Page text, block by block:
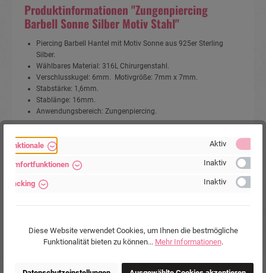
Produktinformationen "Zungenpiercing
Barbell Sonne Silber Motiv Stahl"
Piercing Barbell Hantel mit Motiv Sonne aus 925er Sterling
Silber.
Wählbares Material: 316L Chirurgenstahl.
Verschlusskugel: 6mm. Motivgröße: 7mm x 7mm.
Stabstärke: 1,6mm.
Stablänge: 16mm
Anwendungsbereich: Zungenpiercing.
Artikelart:
Verkaufseinheit:
Körperstelle:
Material:
, Chirurgenstahl
Silberfarbig
Michael Jakob, Piercing-Store.com,
Funktionale Aktiv
Komfortfunktionen Inaktiv
Tracking Inaktiv
Diese Website verwendet Cookies, um Ihnen die bestmögliche
Funktionalität bieten zu können... Mehr Informationen.